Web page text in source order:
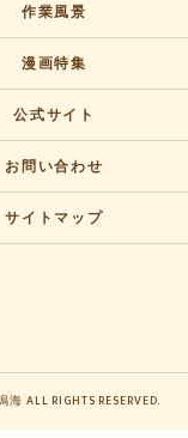
作業風景
漫画特集
公式サイト
お問い合わせ
サイトマップ
ALL RIGHTS RESERVED.